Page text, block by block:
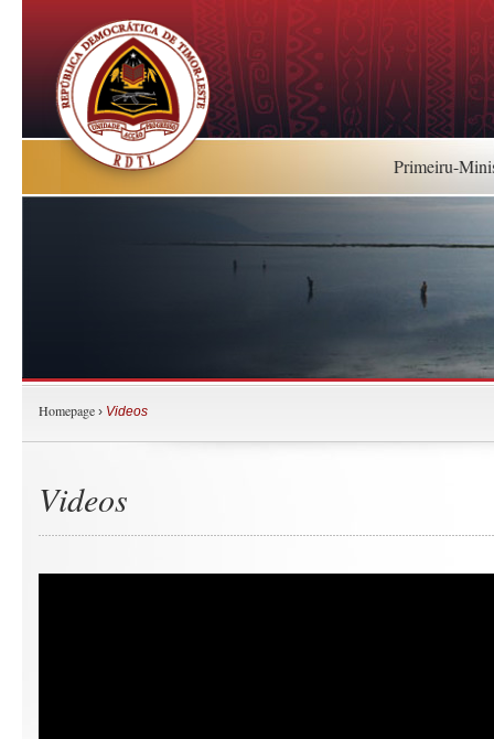
Primeiru-
Homepage › Videos
Videos